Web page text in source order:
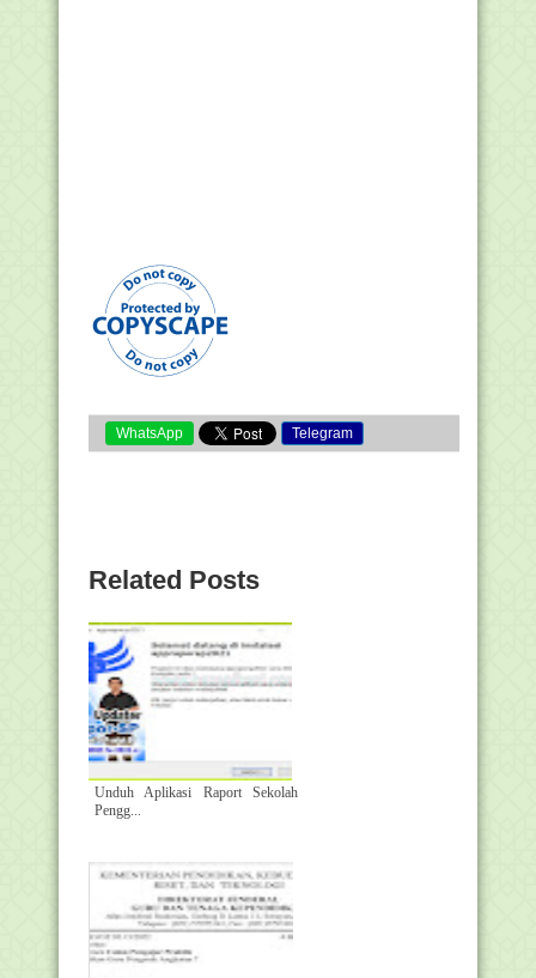
WhatsApp Telegram
Related Posts
Unduh Aplikasi Raport Sekolah
Pengg...